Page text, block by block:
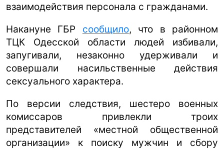
взаимодействия персонала с гражданами.
Накануне ГБР сообщило, что в районном
ТЦК Одесской области людей избивали,
запугивали, незаконно удерживали и
совершали насильственные действия
сексуального характера.
По версии следствия, шестеро военных
комиссаров привлекли троих
представителей «местной общественной
организации» к поиску мужчин и сбору